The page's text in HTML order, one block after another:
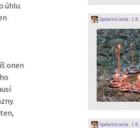
úhlu.
onen
Společná cesta : 1. 8.
Společná cesta : 1. 8.